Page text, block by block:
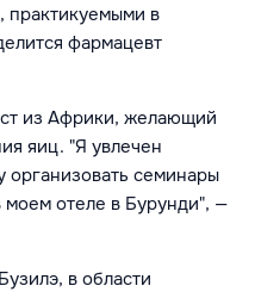
практикуемыми в
фармацевт
из Африки, желающий
яиц. "Я увлечен
организовать семинары
моем отеле в Бурунди", —
в области